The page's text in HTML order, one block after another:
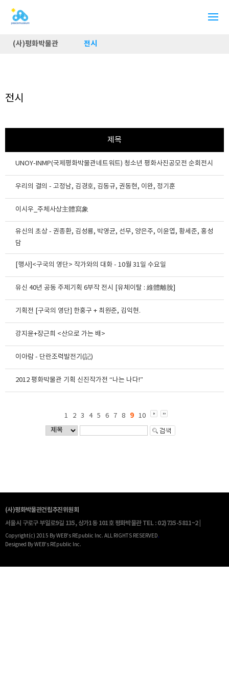
(사)평화박물관 전시
전시
제목
UNOY-INMP(국제평화박물관네트워트) 청소년 평화사진공모전 순회전시
우리의 결의 - 고정남, 김경호, 김동규, 권동현, 이완, 정기훈
이시우_주체사상主體寫象
유신의 초상 - 권종환, 김성룡, 박영균, 선무, 양은주, 이윤엽, 황세준, 홍성
담
[행사]<구국의 영단> 작가와의 대화 - 10월 31일 수요일
유신 40년 공동 주제기획 6부작 전시 [유체이탈 : 維體離脫]
기획전 [구국의 영단] 한홍구 + 최원준, 김익현.
강지윤+장근희 <산으로 가는 배>
이아람 - 단란조력발전기(記)
2012 평화박물관 기획 신진작가전 “나는 나다!”
1 2 3 4 5 6 7 8 9 10
(사)평화박물관건립추진위원회
서울시 구로구 부일로9길 135, 상가1동 101호 평화박물관 TEL : 02)735-5811~2 |
Copyright(c) 2015 By WEB's REpublic Inc. ALL RIGHTS RESERVED.
Designed By WEB's REpublic Inc.